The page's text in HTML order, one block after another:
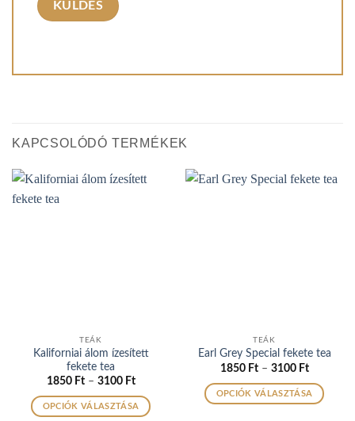
KAPCSOLÓDÓ TERMÉKEK
TEÁK
Kaliforniai álom ízesített
fekete tea
1850 Ft – 3100 FtÁrtartomány:
-
3100 Ft
OPCIÓK VÁLASZTÁSA
TEÁK
Earl Grey Special fekete tea
1850 Ft – 3100 Ft
-
3100 Ft
OPCIÓK VÁLASZTÁSA